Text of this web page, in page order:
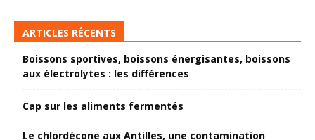
ARTICLES RÉCENTS
Boissons sportives, boissons énergisantes, boissons
aux électrolytes : les différences
Cap sur les aliments fermentés
Le chlordécone aux Antilles, une contamination